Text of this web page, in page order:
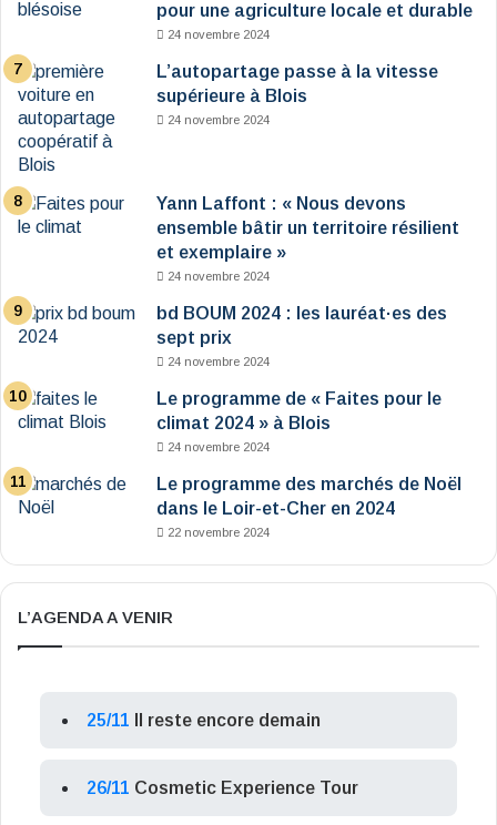
pour une agriculture locale et durable
24 novembre 2024
L’autopartage passe à la vitesse
supérieure à Blois
24 novembre 2024
Yann Laffont : « Nous devons
ensemble bâtir un territoire résilient
et exemplaire »
24 novembre 2024
bd BOUM 2024 : les lauréat·es des
sept prix
24 novembre 2024
Le programme de « Faites pour le
climat 2024 » à Blois
24 novembre 2024
Le programme des marchés de Noël
dans le Loir-et-Cher en 2024
22 novembre 2024
L’AGENDA A VENIR
25/11 Il reste encore demain
26/11 Cosmetic Experience Tour